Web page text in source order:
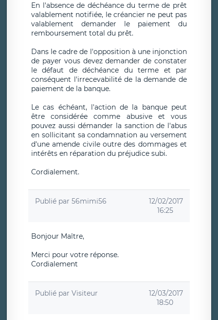
En l'absence de déchéance du terme de prêt
valablement notifiée, le créancier ne peut pas
valablement demander le paiement du
remboursement total du prêt.
Dans le cadre de l'opposition à une injonction
de payer vous devez demander de constater
le défaut de déchéance du terme et par
conséquent l'irrecevabilité de la demande de
paiement de la banque.
Le cas échéant, l'action de la banque peut
être considérée comme abusive et vous
pouvez aussi démander la sanction de l'abus
en sollicitant sa condamnation au versement
d'une amende civile outre des dommages et
intérêts en réparation du préjudice subi.
Cordialement.
Publié par 56mimi56
12/02/2017
16:25
Bonjour Maître,
Merci pour votre réponse.
Cordialement
Publié par Visiteur
12/03/2017
18:50